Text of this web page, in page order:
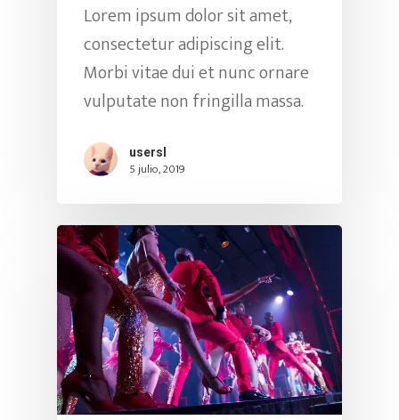
Lorem ipsum dolor sit amet,
consectetur adipiscing elit.
Morbi vitae dui et nunc ornare
vulputate non fringilla massa.
usersl
5 julio, 2019
Inicio
Nosotros
Historia
Fundación Swing
Compañia
Artística
Swing Latino Élite